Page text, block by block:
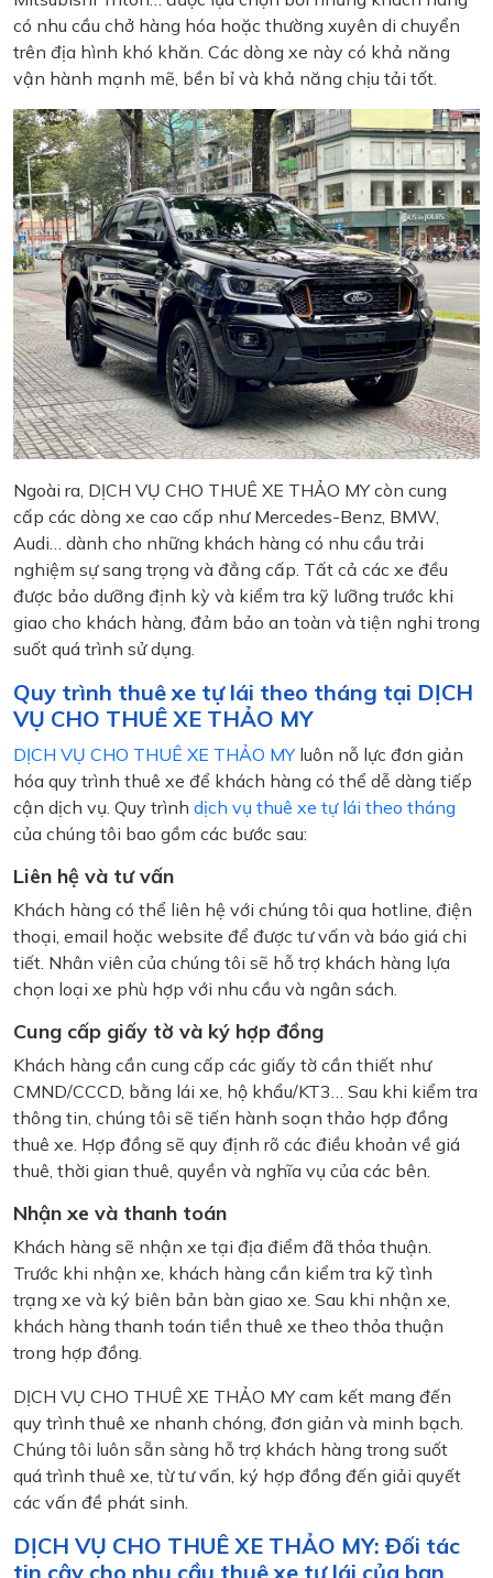
có nhu cầu chở hàng hóa hoặc thường xuyên di chuyển
trên địa hình khó khăn. Các dòng xe này có khả năng
vận hành mạnh mẽ, bền bỉ và khả năng chịu tải tốt.
Ngoài ra, DỊCH VỤ CHO THUÊ XE THẢO MY còn cung
cấp các dòng xe cao cấp như Mercedes-Benz, BMW,
Audi… dành cho những khách hàng có nhu cầu trải
nghiệm sự sang trọng và đẳng cấp. Tất cả các xe đều
được bảo dưỡng định kỳ và kiểm tra kỹ lưỡng trước khi
giao cho khách hàng, đảm bảo an toàn và tiện nghi trong
suốt quá trình sử dụng.
Quy trình thuê xe tự lái theo tháng tại DỊCH
VỤ CHO THUÊ XE THẢO MY
DỊCH VỤ CHO THUÊ XE THẢO MYluôn nỗ lực đơn giản
hóa quy trình thuê xe để khách hàng có thể dễ dàng tiếp
cận dịch vụ. Quy trình dịch vụ thuê xe tự lái theo tháng
của chúng tôi bao gồm các bước sau:
Liên hệ và tư vấn
Khách hàng có thể liên hệ với chúng tôi qua hotline, điện
thoại, email hoặc website để được tư vấn và báo giá chi
tiết. Nhân viên của chúng tôi sẽ hỗ trợ khách hàng lựa
chọn loại xe phù hợp với nhu cầu và ngân sách.
Cung cấp giấy tờ và ký hợp đồng
Khách hàng cần cung cấp các giấy tờ cần thiết như
CMND/CCCD, bằng lái xe, hộ khẩu/KT3… Sau khi kiểm tra
thông tin, chúng tôi sẽ tiến hành soạn thảo hợp đồng
thuê xe. Hợp đồng sẽ quy định rõ các điều khoản về giá
thuê, thời gian thuê, quyền và nghĩa vụ của các bên.
Nhận xe và thanh toán
Khách hàng sẽ nhận xe tại địa điểm đã thỏa thuận.
Trước khi nhận xe, khách hàng cần kiểm tra kỹ tình
trạng xe và ký biên bản bàn giao xe. Sau khi nhận xe,
khách hàng thanh toán tiền thuê xe theo thỏa thuận
trong hợp đồng.
DỊCH VỤ CHO THUÊ XE THẢO MY cam kết mang đến
quy trình thuê xe nhanh chóng, đơn giản và minh bạch.
Chúng tôi luôn sẵn sàng hỗ trợ khách hàng trong suốt
quá trình thuê xe, từ tư vấn, ký hợp đồng đến giải quyết
các vấn đề phát sinh.
DỊCH VỤ CHO THUÊ XE THẢO MY: Đối tác
tin cậy cho nhu cầu thuê xe tự lái của bạn